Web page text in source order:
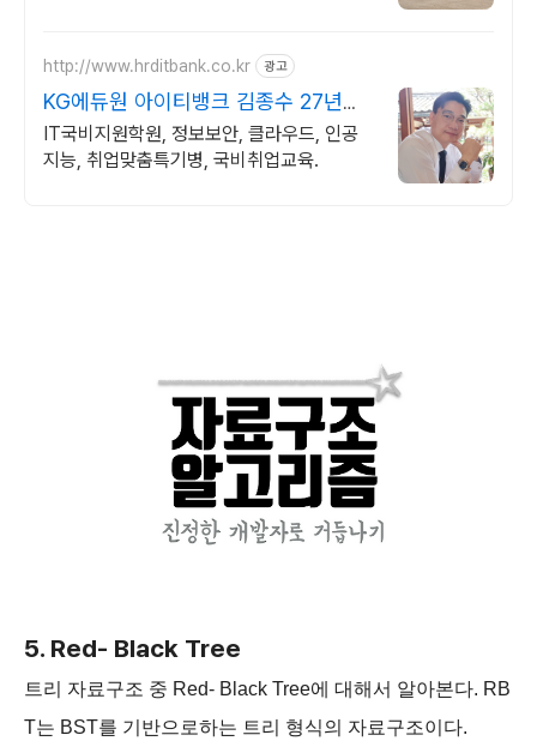
http://www.hrditbank.co.kr 광고
KG에듀원 아이티뱅크 김종수 27년경
력전문가 IT취업상담
IT국비지원학원, 정보보안, 클라우드, 인공
지능, 취업맞춤특기병, 국비취업교육.
5. Red- Black Tree
트리 자료구조 중 Red- Black Tree에 대해서 알아본다. RB
T는 BST를 기반으로하는 트리 형식의 자료구조이다.